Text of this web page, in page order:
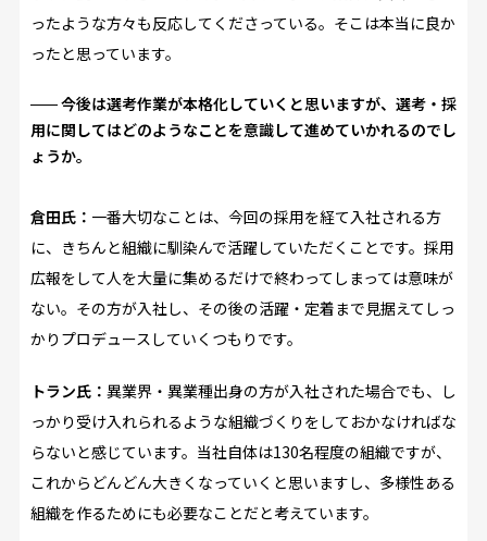
ったような方々も反応してくださっている。そこは本当に良か
ったと思っています。
今後は選考作業が本格化していくと思いますが、選考・採
用に関してはどのようなことを意識して進めていかれるのでし
ょうか。
倉田氏： 一番大切なことは、今回の採用を経て入社される方
に、きちんと組織に馴染んで活躍していただくことです。採用
広報をして人を大量に集めるだけで終わってしまっては意味が
ない。その方が入社し、その後の活躍・定着まで見据えてしっ
かりプロデュースしていくつもりです。
トラン氏： 異業界・異業種出身の方が入社された場合でも、し
っかり受け入れられるような組織づくりをしておかなければな
らないと感じています。当社自体は130名程度の組織ですが、
これからどんどん大きくなっていくと思いますし、多様性ある
組織を作るためにも必要なことだと考えています。